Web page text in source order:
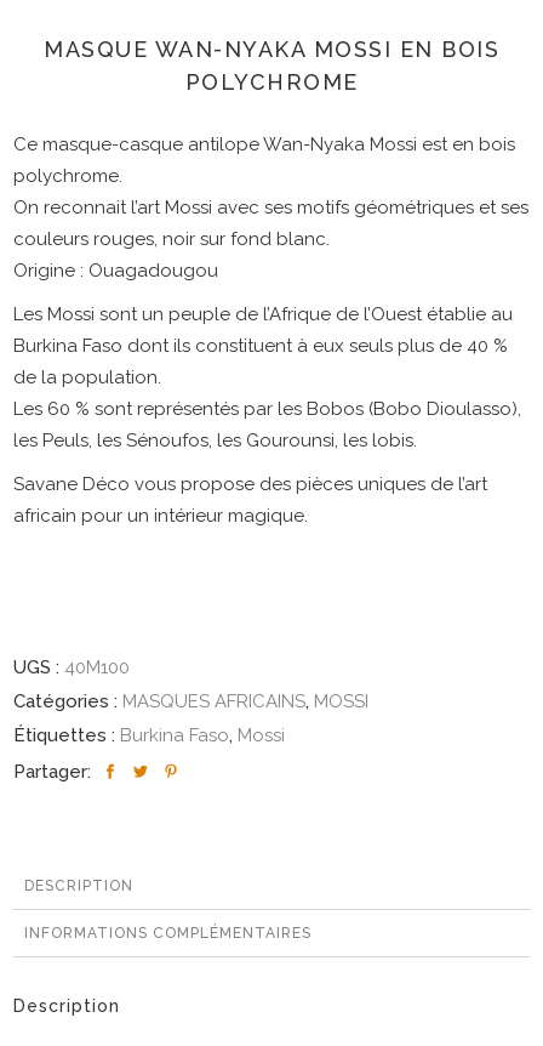
MASQUE WAN-NYAKA MOSSI EN BOIS
POLYCHROME
Ce masque-casque antilope Wan-Nyaka Mossi est en bois
polychrome.
On reconnait l’art Mossi avec ses motifs géométriques et ses
couleurs rouges, noir sur fond blanc.
Origine : Ouagadougou
Les Mossi sont un peuple de l’Afrique de l’Ouest établie au
Burkina Faso dont ils constituent à eux seuls plus de 40 %
de la population.
Les 60 % sont représentés par les Bobos (Bobo Dioulasso),
les Peuls, les Sénoufos, les Gourounsi, les lobis.
Savane Déco vous propose des pièces uniques de l’art
africain pour un intérieur magique.
UGS : 40M100
Catégories : MASQUES AFRICAINS, MOSSI
Étiquettes : Burkina Faso, Mossi
Partager:
DESCRIPTION
INFORMATIONS COMPLÉMENTAIRES
Description